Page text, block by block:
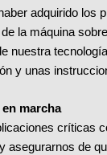
adquirido los
la máquina
nuestra
y unas
marcha
críticas
asegurarnos de